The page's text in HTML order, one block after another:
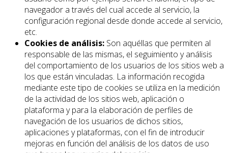
navegador a través del cual accede al servicio, la
configuración regional desde donde accede al servicio,
etc.
Cookies de análisis: Son aquéllas que permiten al
responsable de las mismas, el seguimiento y análisis
del comportamiento de los usuarios de los sitios web a
los que están vinculadas. La información recogida
mediante este tipo de cookies se utiliza en la medición
de la actividad de los sitios web, aplicación o
plataforma y para la elaboración de perfiles de
navegación de los usuarios de dichos sitios,
aplicaciones y plataformas, con el fin de introducir
mejoras en función del análisis de los datos de uso